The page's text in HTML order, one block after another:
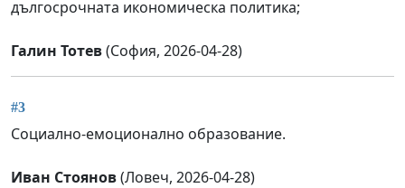
дългосрочната икономическа политика;
Галин Тотев(София, 2026-04-28)
#3
Социално-емоционално образование.
Иван Стоянов(Ловеч, 2026-04-28)